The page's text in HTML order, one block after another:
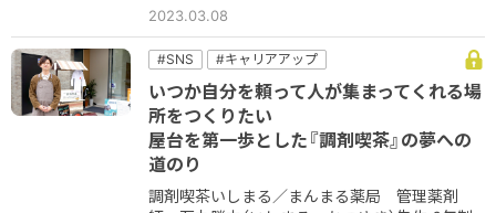
2023.03.08
#SNS
#キャリアアップ
#コミュニケーション
＃他職種
#地域密着
#新しい薬剤師
#経営
いつか自分を頼って人が集まってくれる場
所をつくりたい
屋台を第一歩とした『調剤喫茶』の夢への
道のり
調剤喫茶いしまる／まんまる薬局 管理薬剤